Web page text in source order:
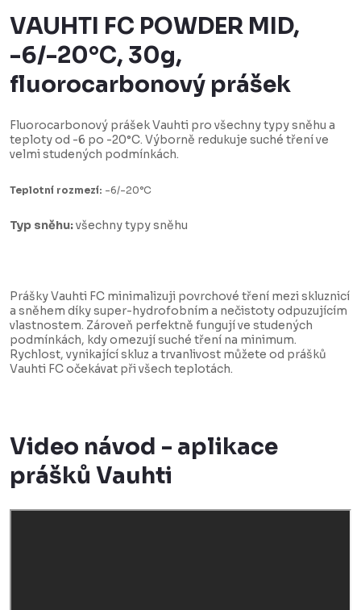
VAUHTI FC POWDER MID,
-6/-20°C, 30g,
fluorocarbonový prášek
Fluorocarbonový prášek Vauhti pro všechny typy sněhu a
teploty od -6 po -20°C. Výborně redukuje suché tření ve
velmi studených podmínkách.
Teplotní rozmezí: -6/-20°C
Typ sněhu:všechny typy sněhu
Prášky Vauhti FC minimalizuji povrchové tření mezi skluznicí
a sněhem díky super-hydrofobním a nečistoty odpuzujícím
vlastnostem. Zároveň perfektně fungují ve studených
podmínkách, kdy omezují suché tření na minimum.
Rychlost, vynikající skluz a trvanlivost můžete od prášků
Vauhti FC očekávat při všech teplotách.
Video návod - aplikace
prášků Vauhti